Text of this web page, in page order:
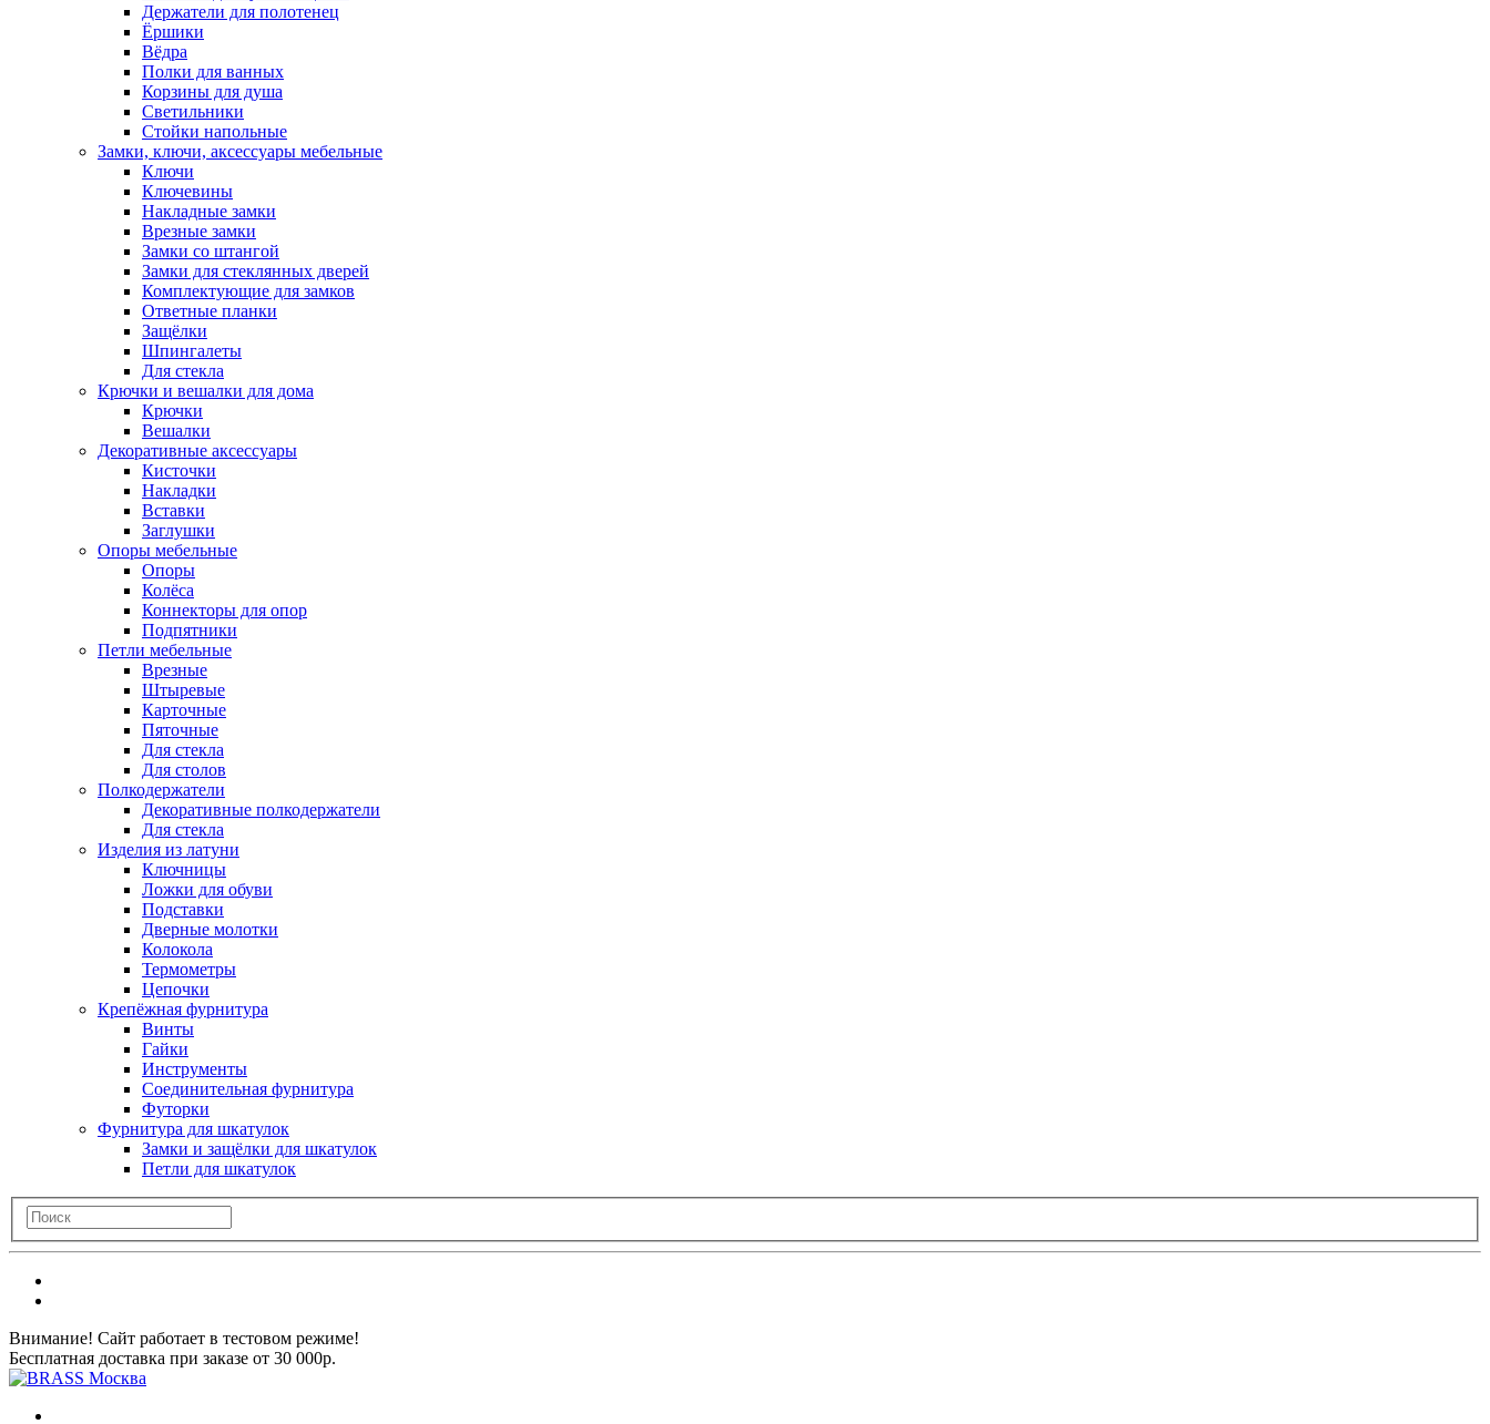
Держатели для полотенец
Ёршики
Вёдра
Полки для ванных
Корзины для душа
Светильники
Стойки напольные
Замки, ключи, аксессуары мебельные
Ключи
Ключевины
Накладные замки
Врезные замки
Замки со штангой
Замки для стеклянных дверей
Комплектующие для замков
Ответные планки
Защёлки
Шпингалеты
Для стекла
Крючки и вешалки для дома
Крючки
Вешалки
Декоративные аксессуары
Кисточки
Накладки
Вставки
Заглушки
Опоры мебельные
Опоры
Колёса
Коннекторы для опор
Подпятники
Петли мебельные
Врезные
Штыревые
Карточные
Пяточные
Для стекла
Для столов
Полкодержатели
Декоративные полкодержатели
Для стекла
Изделия из латуни
Ключницы
Ложки для обуви
Подставки
Дверные молотки
Колокола
Термометры
Цепочки
Крепёжная фурнитура
Винты
Гайки
Инструменты
Соединительная фурнитура
Футорки
Фурнитура для шкатулок
Замки и защёлки для шкатулок
Петли для шкатулок
Внимание! Сайт работает в тестовом режиме!
Бесплатная доставка при заказе от 30 000р.